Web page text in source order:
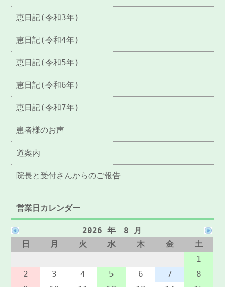
恵日記(令和3年)
恵日記(令和4年)
恵日記(令和5年)
恵日記(令和6年)
恵日記(令和7年)
患者様のお声
道案内
院長と受付さんからのご報告
営業日カレンダー
2026 年 8 月
日
月 火 水 木 金
土
1
2
3 4 5 6 7
8